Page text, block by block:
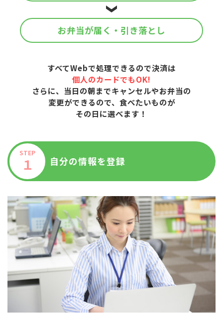
お弁当が届く ・ 引き落とし
すべてWebで処理できるので決済は
個人のカードでもOK!
さらに、当日の朝までキャンセルやお弁当の
変更ができるので、食べたいものが
その日に選べます！
STEP
１ 自分の情報を登録